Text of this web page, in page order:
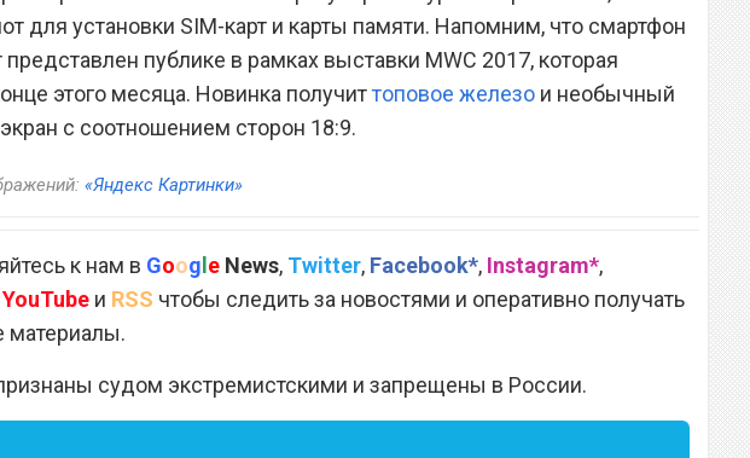
для установки SIM-карт и карты памяти. Напомним, что смартфон
представлен публике в рамках выставки MWC 2017, которая
этого месяца. Новинка получиттоповое железо и необычный
с соотношением сторон 18:9.
«Яндекс Картинки»
к нам в Goog e News, Twitter, Facebook*, Instagram*,
YouTube и RSS чтобы следить за новостями и оперативно получать
материалы.
судом экстремистскими и запрещены в России.